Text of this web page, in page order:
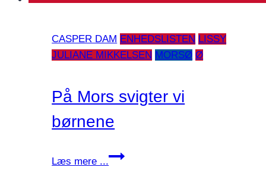
CASPER DAM ENHEDSLISTEN LISSY
JULIANE MIKKELSEN MORSØ Ø
På Mors svigter vi
børnene
Læs mere ...
På